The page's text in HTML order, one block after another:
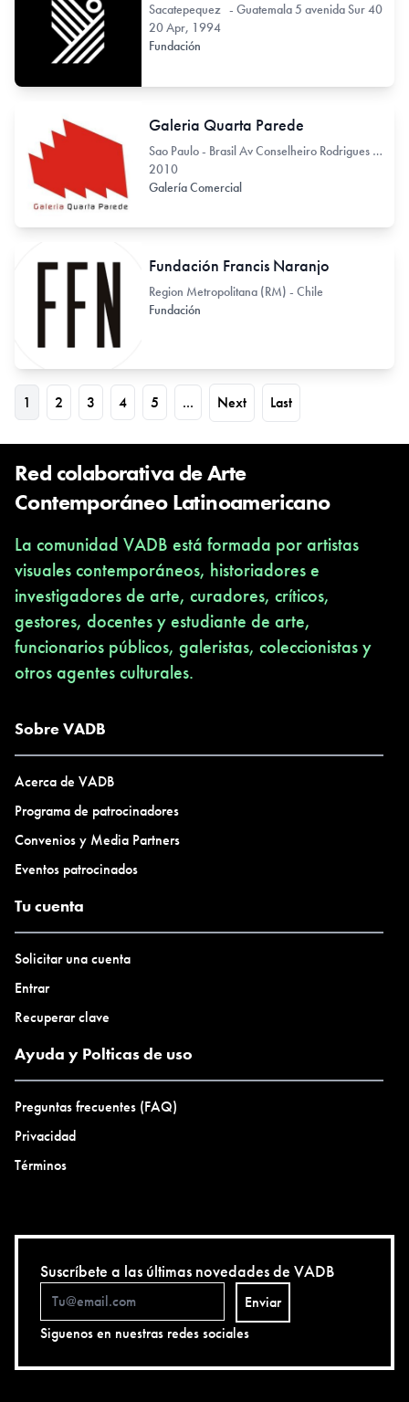
Sacatepequez - Guatemala 5 avenida Sur 40
20 Apr, 1994
Fundación
Galeria Quarta Parede
Sao Paulo - Brasil Av Conselheiro Rodrigues Alves 722
2010
Galería Comercial
Fundación Francis Naranjo
Region Metropolitana (RM) - Chile
Fundación
1 2 3 4 5 ... Next Last
Red colaborativa de Arte
Contemporáneo Latinoamericano
La comunidad VADB está formada por artistas
visuales contemporáneos, historiadores e
investigadores de arte, curadores, críticos,
gestores, docentes y estudiante de arte,
funcionarios públicos, galeristas, coleccionistas y
otros agentes culturales.
Sobre VADB
Acerca de VADB
Programa de patrocinadores
Convenios y Media Partners
Eventos patrocinados
Tu cuenta
Solicitar una cuenta
Entrar
Recuperar clave
Ayuda y Polticas de uso
Preguntas frecuentes (FAQ)
Privacidad
Términos
Suscríbete a las últimas novedades de VADB
Enviar
Siguenos en nuestras redes sociales